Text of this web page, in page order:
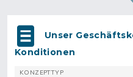
Unser
Konditionen
KONZEPTTYP